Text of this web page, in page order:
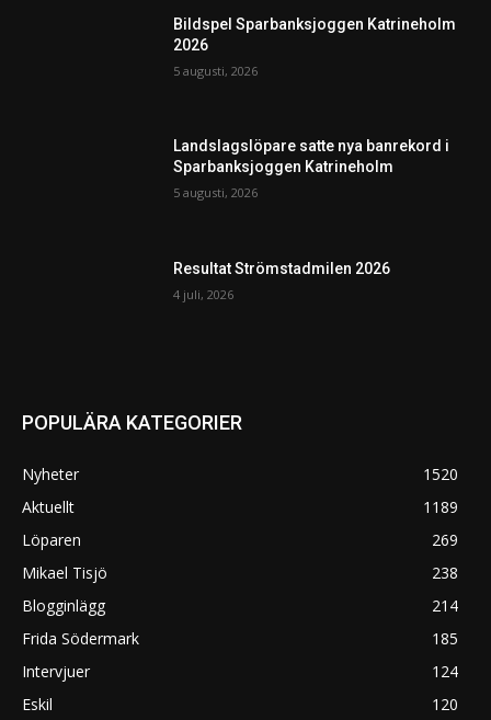
Bildspel Sparbanksjoggen Katrineholm
2026
5 augusti, 2026
Landslagslöpare satte nya banrekord i
Sparbanksjoggen Katrineholm
5 augusti, 2026
Resultat Strömstadmilen 2026
4 juli, 2026
POPULÄRA KATEGORIER
Nyheter
1520
Aktuellt
1189
Löparen
269
Mikael Tisjö
238
Blogginlägg
214
Frida Södermark
185
Intervjuer
124
Eskil
120